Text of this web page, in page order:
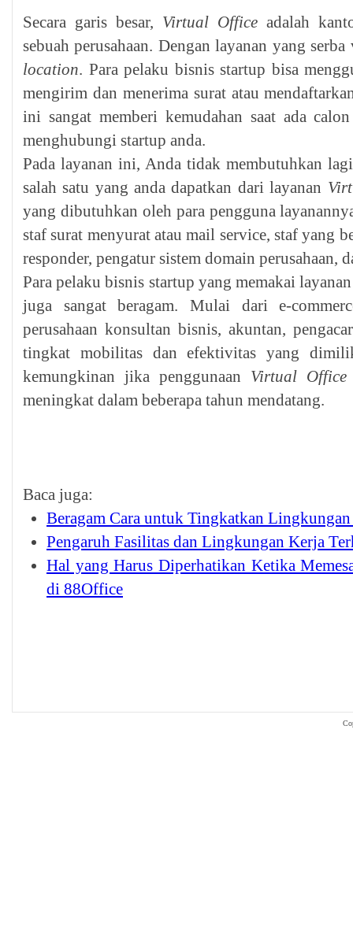
Secara garis besar, Virtual Office adalah
sebuah perusahaan. Dengan layanan yang
location. Para pelaku bisnis startup bisa
mengirim dan menerima surat atau
ini sangat memberi kemudahan saat ada
menghubungi startup anda.
Pada layanan ini, Anda tidak membutuhkan
salah satu yang anda dapatkan dari layanan
yang dibutuhkan oleh para pengguna
staf surat menyurat atau mail service, staf yang
responder, pengatur sistem domain perusahaan,
Para pelaku bisnis startup yang memakai
juga sangat beragam. Mulai dari e-
perusahaan konsultan bisnis, akuntan,
tingkat mobilitas dan efektivitas yang
kemungkinan jika penggunaan Virtual Office
meningkat dalam beberapa tahun mendatang.
Baca juga:
Beragam Cara untuk Tingkatkan
Pengaruh Fasilitas dan Lingkungan Kerja
Hal yang Harus Diperhatikan Ketika
di 88Office